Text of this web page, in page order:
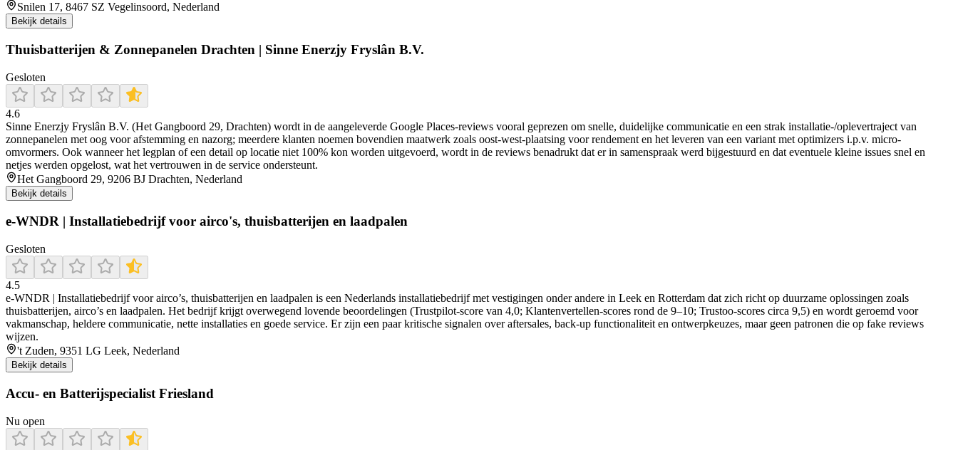
Snilen 17, 8467 SZ Vegelinsoord, Nederland
Bekijk details
Thuisbatterijen & Zonnepanelen Drachten | Sinne Enerzjy Fryslân B.V.
Gesloten
4.6
Sinne Enerzjy Fryslân B.V. (Het Gangboord 29, Drachten) wordt in de aangeleverde Google Places-reviews vooral geprezen om snelle, duidelijke communicatie en een strak installatie-/oplevertraject van
zonnepanelen met oog voor afstemming en nazorg; meerdere klanten noemen bovendien maatwerk zoals oost-west-plaatsing voor rendement en het leveren van een variant met optimizers i.p.v. micro-
omvormers. Ook wanneer het legplan of een detail op locatie niet 100% kon worden uitgevoerd, wordt in de reviews benadrukt dat er in samenspraak werd bijgestuurd en dat eventuele kleine issues snel en
netjes werden opgelost, wat het vertrouwen in de service ondersteunt.
Het Gangboord 29, 9206 BJ Drachten, Nederland
Bekijk details
e-WNDR | Installatiebedrijf voor airco's, thuisbatterijen en laadpalen
Gesloten
4.5
e‑WNDR | Installatiebedrijf voor airco’s, thuisbatterijen en laadpalen is een Nederlands installatiebedrijf met vestigingen onder andere in Leek en Rotterdam dat zich richt op duurzame oplossingen zoals
thuisbatterijen, airco’s en laadpalen. Het bedrijf krijgt overwegend lovende beoordelingen (Trustpilot-score van 4,0; Klantenvertellen-scores rond de 9–10; Trustoo-scores circa 9,5) en wordt geroemd voor
vakmanschap, heldere communicatie, nette installaties en goede service. Er zijn een paar kritische signalen over aftersales, back-up functionaliteit en ontwerpkeuzes, maar geen patronen die op fake reviews
wijzen.
't Zuden, 9351 LG Leek, Nederland
Bekijk details
Accu- en Batterijspecialist Friesland
Nu open